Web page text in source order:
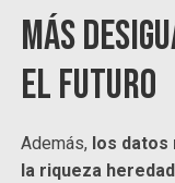
Más
el futuro
Además, los datos
la riqueza